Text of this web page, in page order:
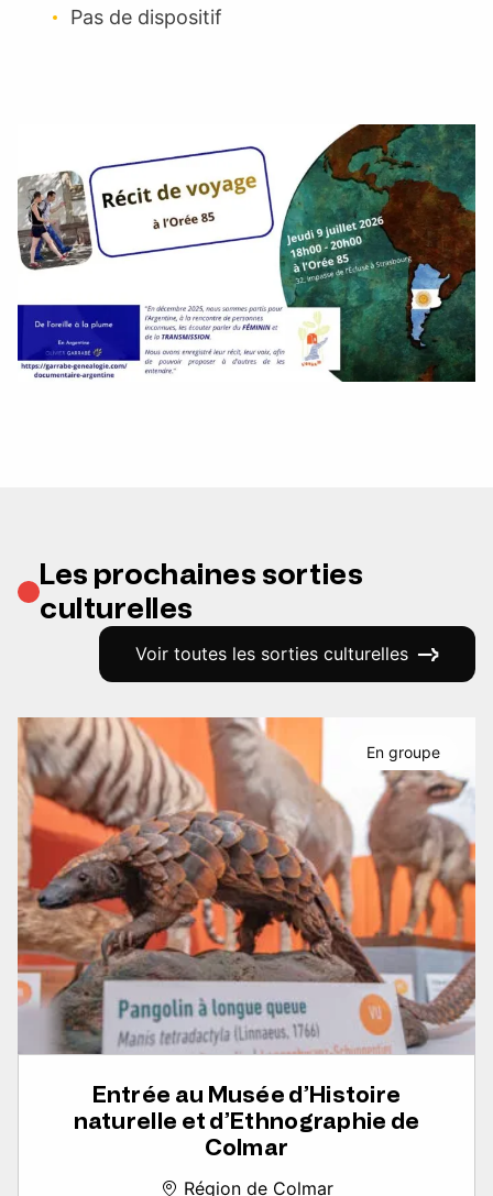
Pas de dispositif
Les prochaines sorties
culturelles
Voir toutes les sorties culturelles
Entrée au Musée d’Histoire
naturelle et d’Ethnographie de
Colmar
Région de Colmar
En groupe